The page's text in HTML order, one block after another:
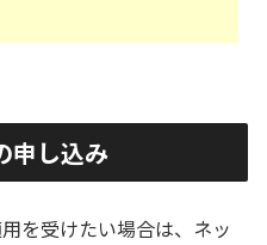
申し込み
を受けたい場合は、ネッ